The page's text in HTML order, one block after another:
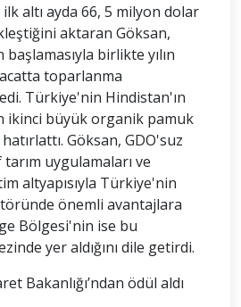
ilk altı ayda 66, 5 milyon dolar
aktaran Göksan,
birlikte yılın
toparlanma
Türkiye'nin Hindistan'ın
ikinci büyük organik pamuk
Göksan, GDO'suz
uygulamaları ve
altyapısıyla Türkiye'nin
önemli avantajlara
Bölgesi'nin ise bu
yer aldığını dile getirdi.
Bakanlığı’ndan ödül aldı